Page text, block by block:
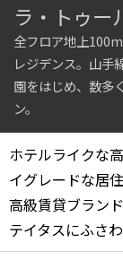
ラ・トゥー
全フロア地上
レジデンス。山手
園をはじめ、数多
ン。
ホテルライクな
イグレードな居住
高級賃貸ブラン
テイタスにふさ
1R〜1K
2LDK
4LDK〜
築年数
指定なし